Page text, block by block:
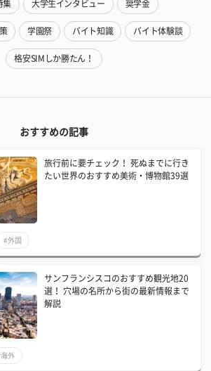
集 大学生インタビュー 奨学金
学園祭 バイト知識 バイト体験談
格安SIMしか勝たん！
おすすめの記事
旅行前に要チェック！ 死ぬまでに行き
たい世界のおすすめ美術・博物館39選
#外国
サンフランシスコのおすすめ観光地20
選！ 穴場の名所から街の最新情報まで
解説
外